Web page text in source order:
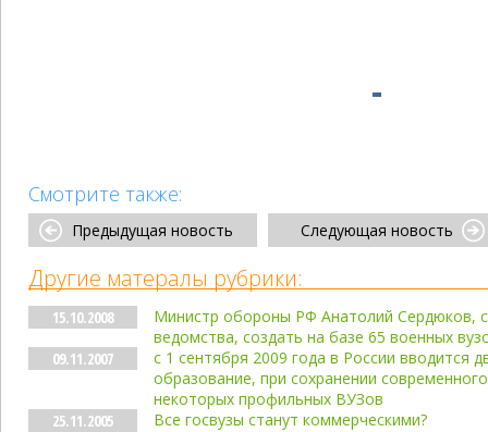
Смотрите также:
Предыдущая новость Следующая новость
Другие матералы рубрики:
15.10.2008
Министр обороны РФ Анатолий Сердюков,
ведомства, создать на базе 65 военных
09.11.2007
с 1 сентября 2009 года в России вводится
образование, при сохранении
некоторых профильных ВУЗов
25.11.2005
Все госвузы станут коммерческими?